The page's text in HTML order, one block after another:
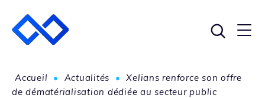
Accueil • Actualités • Xelians renforce son offre
de dématérialisation dédiée au secteur public